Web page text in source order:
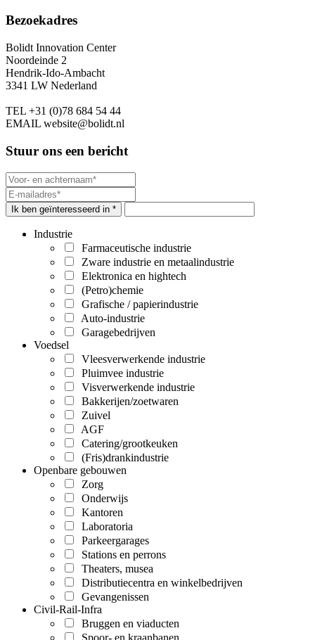
Bezoekadres
Bolidt Innovation Center
Noordeinde 2
Hendrik-Ido-Ambacht
3341 LW Nederland
TEL +31 (0)78 684 54 44
EMAIL website@bolidt.nl
Stuur ons een bericht
Ik ben geïnteresseerd in *
Industrie
Farmaceutische industrie
Zware industrie en metaalindustrie
Elektronica en hightech
(Petro)chemie
Grafische / papierindustrie
Auto-industrie
Garagebedrijven
Voedsel
Vleesverwerkende industrie
Pluimvee industrie
Visverwerkende industrie
Bakkerijen/zoetwaren
Zuivel
AGF
Catering/grootkeuken
(Fris)drankindustrie
Openbare gebouwen
Zorg
Onderwijs
Kantoren
Laboratoria
Parkeergarages
Stations en perrons
Theaters, musea
Distributiecentra en winkelbedrijven
Gevangenissen
Civil-Rail-Infra
Bruggen en viaducten
Spoor- en kraanbanen